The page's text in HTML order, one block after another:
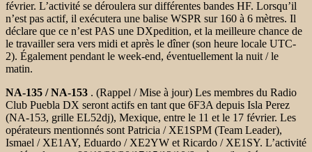
février. L’activité se déroulera sur différentes bandes HF. Lorsqu’il
n’est pas actif, il exécutera une balise WSPR sur 160 à 6 mètres. Il
déclare que ce n’est PAS une DXpedition, et la meilleure chance de
le travailler sera vers midi et après le dîner (son heure locale UTC-
2). Également pendant le week-end, éventuellement la nuit / le
matin.
NA-135 / NA-153 . (Rappel / Mise à jour) Les membres du Radio
Club Puebla DX seront actifs en tant que 6F3A depuis Isla Perez
(NA-153, grille EL52dj), Mexique, entre le 11 et le 17 février. Les
opérateurs mentionnés sont Patricia / XE1SPM (Team Leader),
Ismael / XE1AY, Eduardo / XE2YW et Ricardo / XE1SY. L’activité